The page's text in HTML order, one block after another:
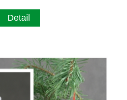
Detail